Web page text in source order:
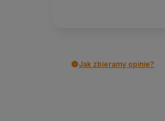
Jak zbieramy opinie?